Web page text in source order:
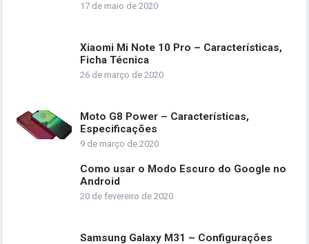
17 de maio de 2020
Xiaomi Mi Note 10 Pro – Características,
Ficha Técnica
26 de março de 2020
Moto G8 Power – Características,
Especificações
9 de março de 2020
Como usar o Modo Escuro do Google no
Android
20 de fevereiro de 2020
Samsung Galaxy M31 – Configurações